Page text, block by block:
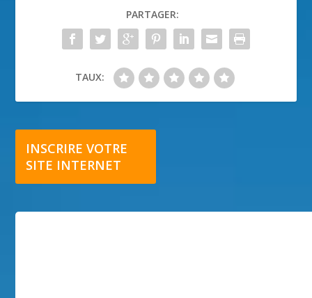
PARTAGER:
TAUX:
INSCRIRE VOTRE
SITE INTERNET